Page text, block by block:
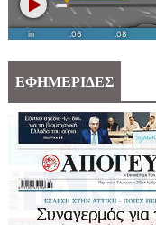
ΕΦΗΜΕΡΙΔΕΣ